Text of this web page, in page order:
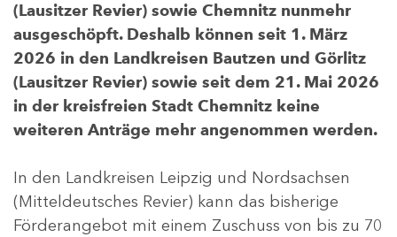
(Lausitzer Revier) sowie Chemnitz nunmehr
ausgeschöpft. Deshalb können seit 1. März
2026 in den Landkreisen Bautzen und Görlitz
(Lausitzer Revier) sowie seit dem 21. Mai 2026
in der kreisfreien Stadt Chemnitz keine
weiteren Anträge mehr angenommen werden.
In den Landkreisen Leipzig und Nordsachsen
(Mitteldeutsches Revier) kann das bisherige
Förderangebot mit einem Zuschuss von bis zu 70